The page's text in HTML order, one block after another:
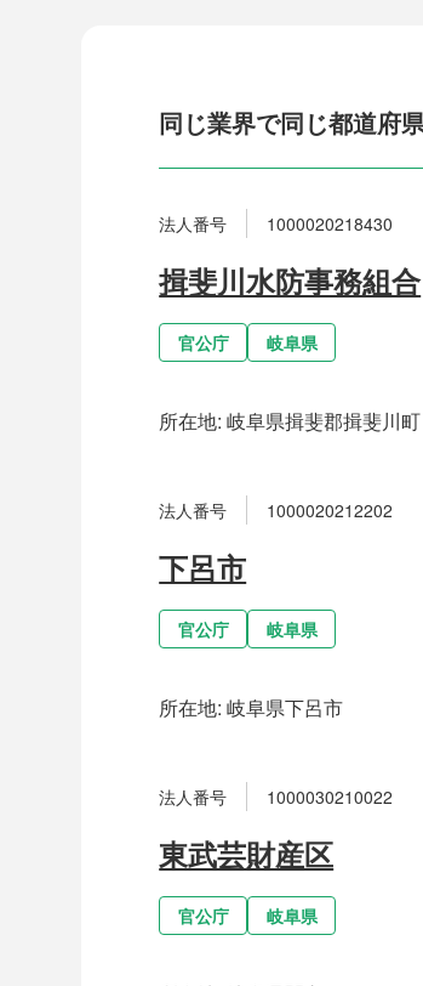
同じ業界で同じ都道府
法人番号 1000020218430
揖斐川水防事務組合
官公庁 岐阜県
所在地:岐阜県揖斐郡揖斐川町
法人番号 1000020212202
下呂市
官公庁 岐阜県
所在地:岐阜県下呂市
法人番号 1000030210022
東武芸財産区
官公庁 岐阜県